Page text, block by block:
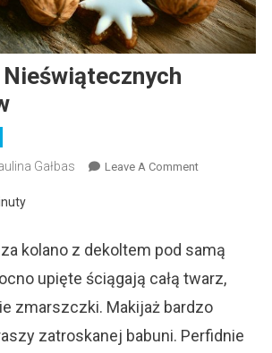
Gałbas Leave A CommentOn
Domatorów
kolano z dekoltem pod samą
upięte ściągają całą twarz,
zmarszczki. Makijaż bardzo
zatroskanej babuni. Perfidnie